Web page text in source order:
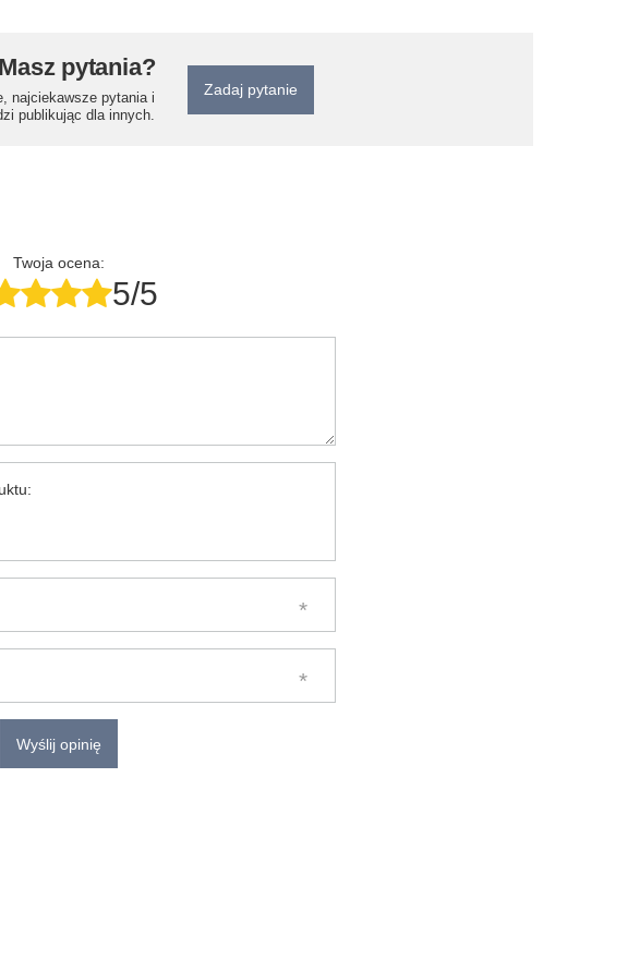
pytania?
najciekawsze pytania i
publikując dla innych.
Zadaj pytanie
Twoja ocena:
5/5
Wyślij opinię